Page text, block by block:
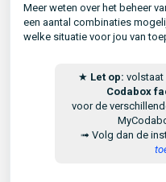
Meer weten over het beheer
een aantal combinaties
welke situatie voor jou van
★ Let op: volstaat
Codabox
voor de
➟ Volg dan de